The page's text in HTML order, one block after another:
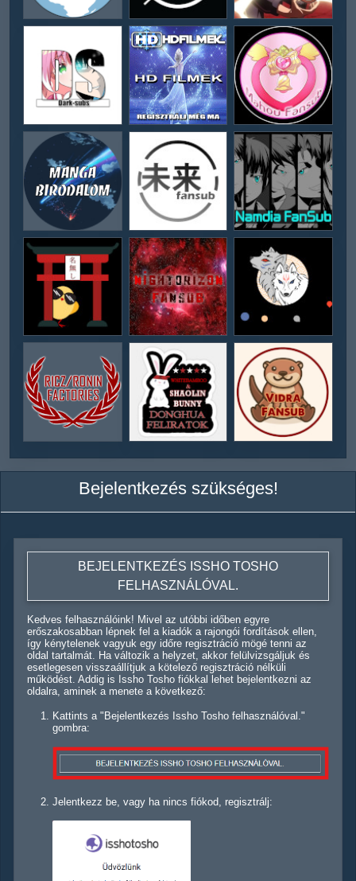
Bejelentkezés szükséges!
BEJELENTKEZÉS ISSHO TOSHO
FELHASZNÁLÓVAL.
Kedves felhasználóink! Mivel az utóbbi időben egyre
erőszakosabban lépnek fel a kiadók a rajongói fordítások ellen,
így kénytelenek vagyuk egy időre regisztráció mögé tenni az
oldal tartalmát. Ha változik a helyzet, akkor felülvizsgáljuk és
esetlegesen visszaállítjuk a kötelező regisztráció nélküli
működést. Addig is Issho Tosho fiókkal lehet bejelentkezni az
oldalra, aminek a menete a következő:
Kattints a "Bejelentkezés Issho Tosho felhasználóval."
gombra:
Jelentkezz be, vagy ha nincs fiókod, regisztrálj: